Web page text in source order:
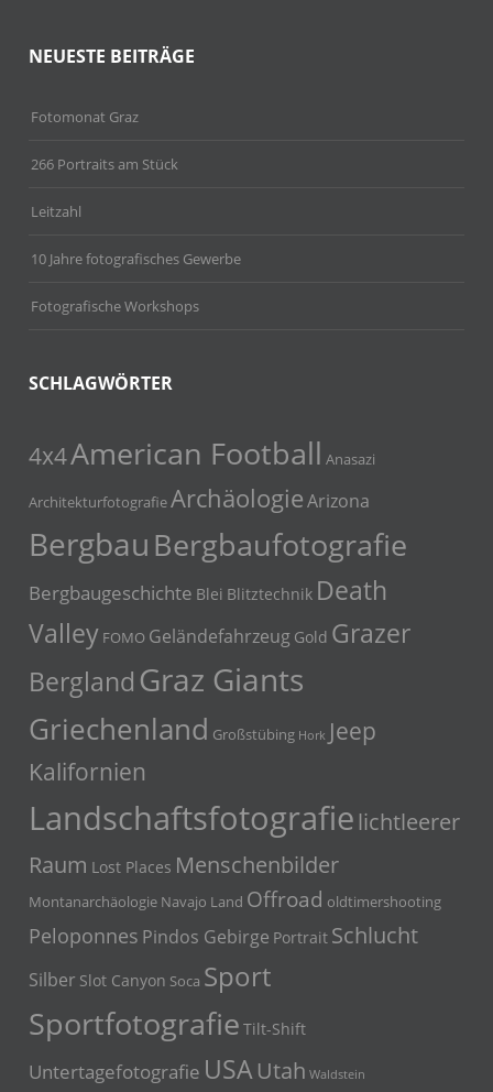
NEUESTE BEITRÄGE
Fotomonat Graz
266 Portraits am Stück
Leitzahl
10 Jahre fotografisches Gewerbe
Fotografische Workshops
SCHLAGWÖRTER
4x4American Football Anasazi
ArchitekturfotografieArchäologieArizona
BergbauBergbaufotografie
Bergbaugeschichte Blei Blitztechnik Death
Valley FOMO Geländefahrzeug Gold Grazer
Bergland Graz Giants
Griechenland Großstübing Hork Jeep
Kalifornien
Landschaftsfotografie lichtleerer
Raum Lost Places Menschenbilder
Montanarchäologie Navajo Land Offroad oldtimershooting
Peloponnes Pindos Gebirge Portrait Schlucht
Silber Slot Canyon Soca Sport
Sportfotografie Tilt-Shift
Untertagefotografie USAUtah Waldstein